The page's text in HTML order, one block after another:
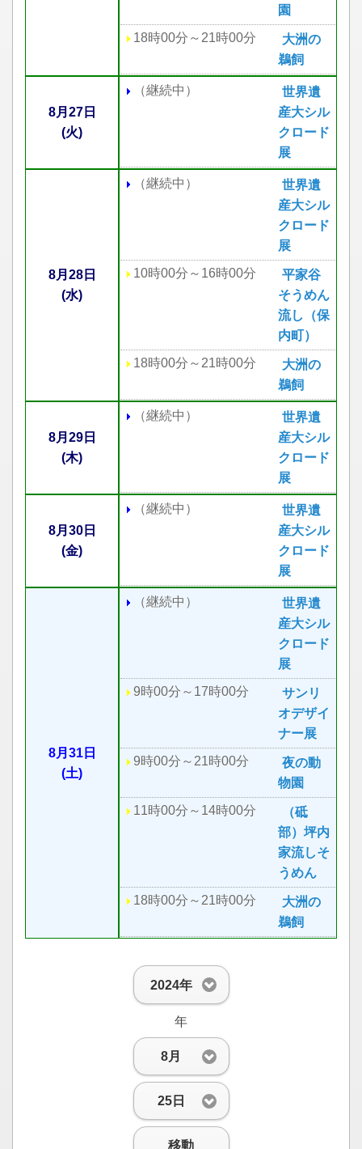
園
18時00分～21時00分
大洲の
鵜飼
8月27日
(火)
（継続中）
世界遺
産大シル
クロード
展
8月28日
(水)
（継続中）
世界遺
産大シル
クロード
展
10時00分～16時00分
平家谷
そうめん
流し（保
内町）
18時00分～21時00分
大洲の
鵜飼
8月29日
(木)
（継続中）
世界遺
産大シル
クロード
展
8月30日
(金)
（継続中）
世界遺
産大シル
クロード
展
8月31日
(土)
（継続中）
世界遺
産大シル
クロード
展
9時00分～17時00分
サンリ
オデザイ
ナー展
9時00分～21時00分
夜の動
物園
11時00分～14時00分
（砥
部）坪内
家流しそ
うめん
18時00分～21時00分
大洲の
鵜飼
2024年
年
8月
25日
移動